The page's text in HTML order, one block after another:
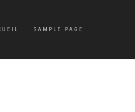
SAMPLE PAGE